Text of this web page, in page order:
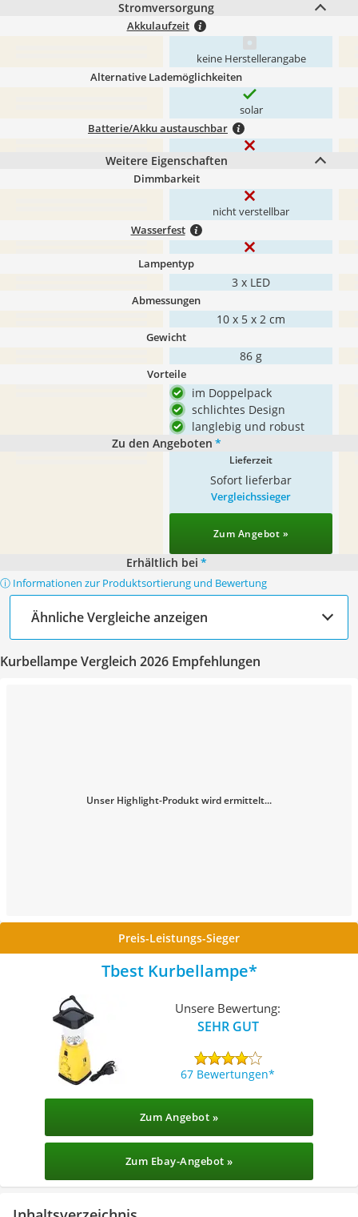
Stromversorgung
Akkulaufzeit
keine Herstellerangabe
Alternative Lademöglichkeiten
solar
Batterie/Akku austauschbar
Weitere Eigenschaften
Dimmbarkeit
nicht verstellbar
Wasserfest
Lampentyp
3 x LED
Abmessungen
‎10 x 5 x 2 cm
Gewicht
86 g
Vorteile
im Doppelpack
schlichtes Design
langlebig und robust
Zu den Angeboten *
Lieferzeit
Sofort lieferbar
Vergleichssieger
Zum Angebot »
Erhältlich bei *
ⓘ Informationen zur Produktsortierung und Bewertung
Ähnliche Vergleiche anzeigen
Kurbellampe Vergleich 2026 Empfehlungen
Unser Highlight-Produkt wird ermittelt...
Preis-Leistungs-Sieger
Tbest Kurbellampe
Unsere Bewertung:
SEHR GUT
67 Bewertungen
Zum Angebot »
Zum Ebay-Angebot »